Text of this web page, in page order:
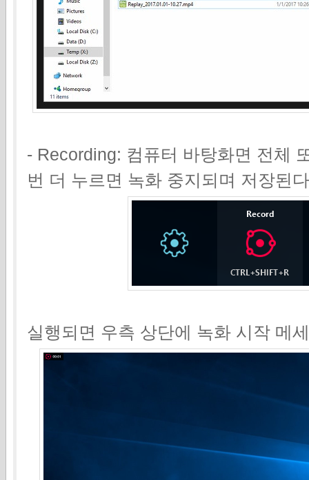
- Recording: 컴퓨터 바탕화면 전체
번 더 누르면 녹화 중지되며 저장된
실행되면 우측 상단에 녹화 시작 메